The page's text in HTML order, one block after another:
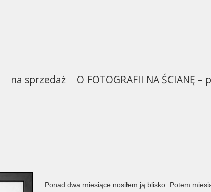
na sprzedaż
O FOTOGRAFII NA ŚCIANĘ –
Ponad dwa miesiące nosiłem ją blisko. Potem